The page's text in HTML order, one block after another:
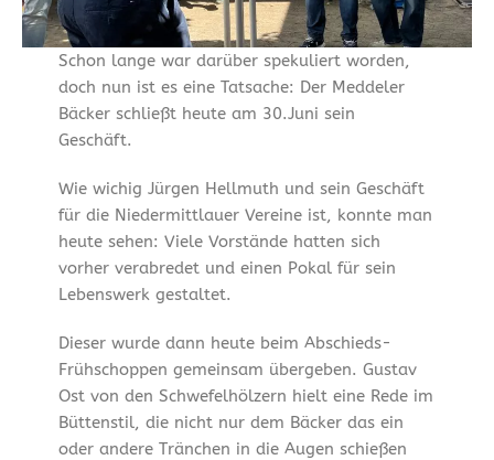
Schon lange war darüber spekuliert worden,
doch nun ist es eine Tatsache: Der Meddeler
Bäcker schließt heute am 30.Juni sein
Geschäft.
Wie wichig Jürgen Hellmuth und sein Geschäft
für die Niedermittlauer Vereine ist, konnte man
heute sehen: Viele Vorstände hatten sich
vorher verabredet und einen Pokal für sein
Lebenswerk gestaltet.
Dieser wurde dann heute beim Abschieds-
Frühschoppen gemeinsam übergeben. Gustav
Ost von den Schwefelhölzern hielt eine Rede im
Büttenstil, die nicht nur dem Bäcker das ein
oder andere Tränchen in die Augen schießen